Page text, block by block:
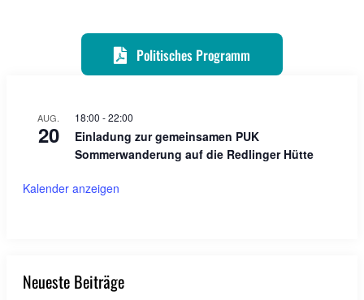
Politisches Programm
AUG.
20
18:00 -22:00
Einladung zur gemeinsamen PUK
Sommerwanderung auf die Redlinger Hütte
Kalender anzeigen
Neueste Beiträge